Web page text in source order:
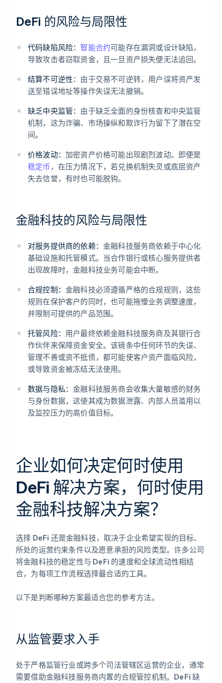
DeFi 的风险与局限性
代码缺陷风险：智能合约可能存在漏洞或设计缺陷，
导致攻击者窃取资金，且一旦资产损失便无法追回。
结算不可逆性： 由于交易不可逆转，用户误将资产发
送至错误地址等操作失误无法撤销。
缺乏中央监管： 由于缺乏全面的身份核查和中央监管
机制，这为诈骗、市场操纵和欺诈行为留下了潜在空
间。
价格波动： 加密资产价格可能出现剧烈波动。即便是
稳定币 ，在压力情况下，若兑换机制失灵或底层资产
失去信誉，有时也可能脱钩。
金融科技的风险与局限性
对服务提供商的依赖： 金融科技服务商依赖于中心化
基础设施和托管模式。当合作银行或核心服务提供者
出现故障时，金融科技业务可能会中断。
合规控制： 金融科技必须遵循严格的合规规则，这些
规则在保护客户的同时，也可能拖慢业务调整速度，
并限制可提供的产品范围。
托管风险： 用户最终依赖金融科技服务商及其银行合
作伙伴来保障资金安全。该链条中任何环节的失误、
管理不善或资不抵债，都可能使客户资产面临风险，
或导致资金被冻结无法使用。
数据与隐私：金融科技服务商会收集大量敏感的财务
与身份数据，这使其成为数据泄露、内部人员滥用以
及监控压力的高价值目标。
企业如何决定何时使用
DeFi 解决方案，何时使用
金融科技解决方案？
选择 DeFi 还是金融科技，取决于企业希望实现的目标、
所处的运营约束条件以及愿意承担的风险类型。许多公司
将金融科技的稳定性与 DeFi 的速度和全球流动性相结
合，为每项工作流程选择最合适的工具。
以下是判断哪种方案最适合您的参考方法。
从监管要求入手
处于严格监管行业或跨多个司法管辖区运营的企业，通常
需要借助金融科技服务商内置的合规管控机制。DeFi 缺